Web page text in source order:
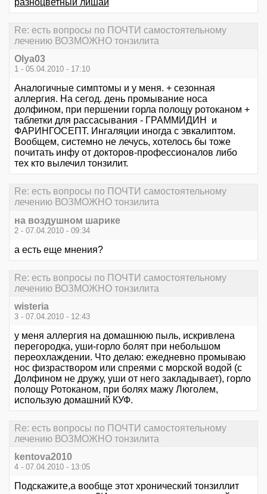
Re: есть вопросы по ПОЧТИ самостоятельному
лечению ВОЗМОЖНО тонзилита
Olya03
1 - 05.04.2010 - 17:10
Аналогичные симптомы и у меня. + сезонная
аллергия. На сегод. день промывание носа
долфином, при першении горла полощу ротоканом +
таблетки для рассасывания - ГРАММИДИН и
ФАРИНГОСЕПТ. Ингаляции иногда с эвкалиптом.
Вообщем, системно не лечусь, хотелось бы тоже
почитать инфу от докторов-профессионалов либо
тех кто вылечил тонзилит.
Re: есть вопросы по ПОЧТИ самостоятельному
лечению ВОЗМОЖНО тонзилита
на воздушном шарике
2 - 07.04.2010 - 09:34
а есть еще мнения?
Re: есть вопросы по ПОЧТИ самостоятельному
лечению ВОЗМОЖНО тонзилита
wisteria
3 - 07.04.2010 - 12:43
у меня аллергия на домашнюю пыль, искривлена
перегородка, уши-горло болят при небольшом
переохлаждении. Что делаю: ежедневно промываю
нос физраствором или спреями с морской водой (с
Долфином не дружу, уши от него закладывает), горло
полощу Ротоканом, при болях мажу Люголем,
использую домашний КУФ.
Re: есть вопросы по ПОЧТИ самостоятельному
лечению ВОЗМОЖНО тонзилита
kentova2010
4 - 07.04.2010 - 13:05
Подскажите,а вообще этот хронический тонзиллит